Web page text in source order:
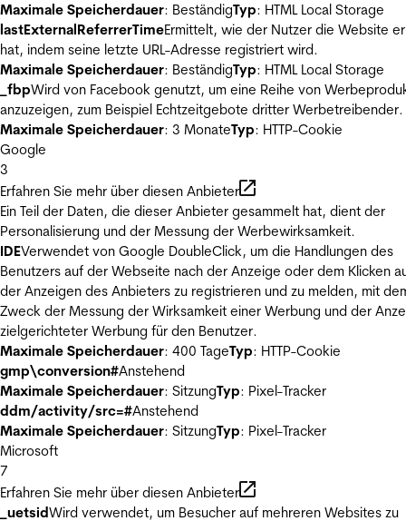
Maximale Speicherdauer: BeständigTyp: HTML Local Storage
lastExternalReferrerTimeErmittelt, wie der Nutzer die Website
hat, indem seine letzte URL-Adresse registriert wird.
Maximale Speicherdauer: BeständigTyp: HTML Local Storage
_fbpWird von Facebook genutzt, um eine Reihe von
anzuzeigen, zum Beispiel Echtzeitgebote dritter Werbetreibender.
Maximale Speicherdauer: 3 MonateTyp: HTTP-Cookie
Google
3
Erfahren Sie mehr über diesen Anbieter
Ein Teil der Daten, die dieser Anbieter gesammelt hat, dient der
Personalisierung und der Messung der Werbewirksamkeit.
IDEVerwendet von Google DoubleClick, um die Handlungen des
Benutzers auf der Webseite nach der Anzeige oder dem Klicken
der Anzeigen des Anbieters zu registrieren und zu melden, mit
Zweck der Messung der Wirksamkeit einer Werbung und der
zielgerichteter Werbung für den Benutzer.
Maximale Speicherdauer: 400 TageTyp: HTTP-Cookie
gmp\conversion#Anstehend
Maximale Speicherdauer: SitzungTyp: Pixel-Tracker
ddm/activity/src=#Anstehend
Maximale Speicherdauer: SitzungTyp: Pixel-Tracker
Microsoft
7
Erfahren Sie mehr über diesen Anbieter
_uetsidWird verwendet, um Besucher auf mehreren Websites zu